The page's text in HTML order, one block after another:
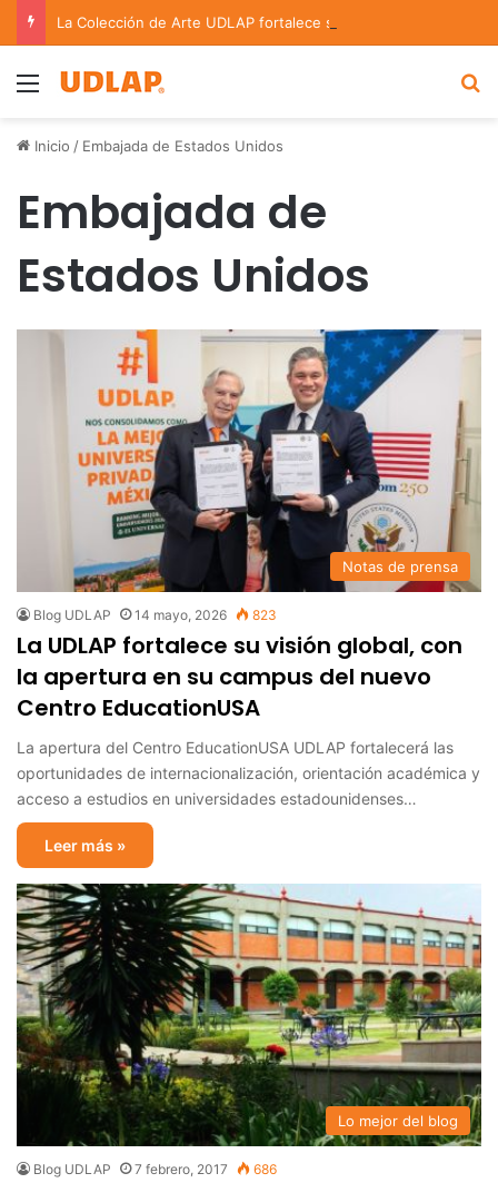
Menu
Inicio / Embajada de Estados Unidos
Embajada de
Estados Unidos
Notas de prensa
Blog UDLAP 14 mayo, 2026 823
La UDLAP fortalece su visión global, con
la apertura en su campus del nuevo
Centro EducationUSA
La apertura del Centro EducationUSA UDLAP fortalecerá las
oportunidades de internacionalización, orientación académica y
acceso a estudios en universidades estadounidenses…
Leer más »
Lo mejor del blog
Blog UDLAP 7 febrero, 2017 686